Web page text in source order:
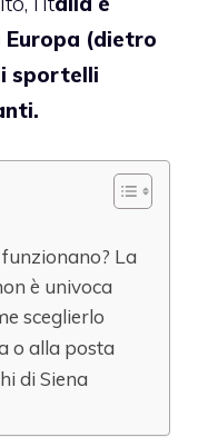
(dietro
sportelli
La
è univoca
sceglierlo
o alla posta
di Siena